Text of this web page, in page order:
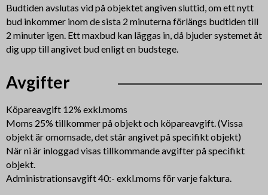
Budtiden avslutas vid på objektet angiven sluttid, om ett nytt
bud inkommer inom de sista 2 minuterna förlängs budtiden till
2 minuter igen. Ett maxbud kan läggas in, då bjuder systemet åt
dig upp till angivet bud enligt en budstege.
Avgifter
Köpareavgift 12% exkl.moms
Moms 25% tillkommer på objekt och köpareavgift. (Vissa
objekt är omomsade, det står angivet på specifikt objekt)
När ni är inloggad visas tillkommande avgifter på specifikt
objekt.
Administrationsavgift 40:- exkl.moms för varje faktura.